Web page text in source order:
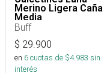
Merino Ligera Caña
Media
Buff
$ 29.900
en 6cuotas de $4.983 sin
interés